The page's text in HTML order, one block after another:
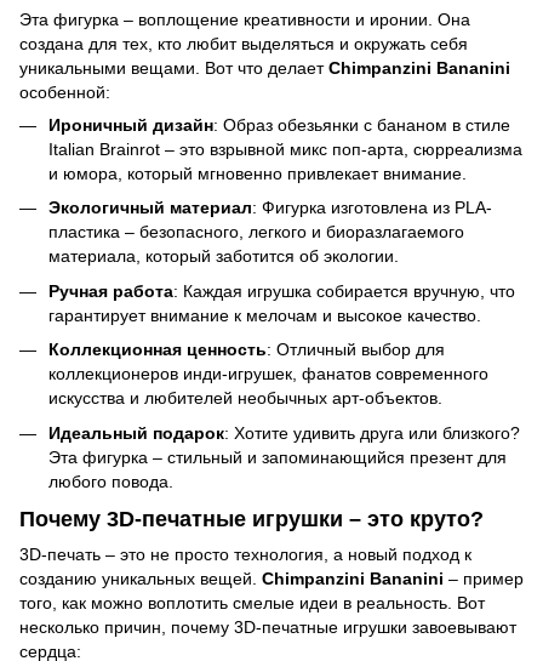
Эта фигурка – воплощение креативности и иронии. Она
создана для тех, кто любит выделяться и окружать себя
уникальными вещами. Вот что делаетChimpanzini Bananini
особенной:
Ироничный дизайн: Образ обезьянки с бананом в стиле
Italian Brainrot – это взрывной микс поп-арта, сюрреализма
и юмора, который мгновенно привлекает внимание.
Экологичный материал: Фигурка изготовлена из PLA-
пластика – безопасного, легкого и биоразлагаемого
материала, который заботится об экологии.
Ручная работа: Каждая игрушка собирается вручную, что
гарантирует внимание к мелочам и высокое качество.
Коллекционная ценность: Отличный выбор для
коллекционеров инди-игрушек, фанатов современного
искусства и любителей необычных арт-объектов.
Идеальный подарок: Хотите удивить друга или близкого?
Эта фигурка – стильный и запоминающийся презент для
любого повода.
Почему 3D-печатные игрушки – это круто?
3D-печать – это не просто технология, а новый подход к
созданию уникальных вещей. Chimpanzini Bananini – пример
того, как можно воплотить смелые идеи в реальность. Вот
несколько причин, почему 3D-печатные игрушки завоевывают
сердца: